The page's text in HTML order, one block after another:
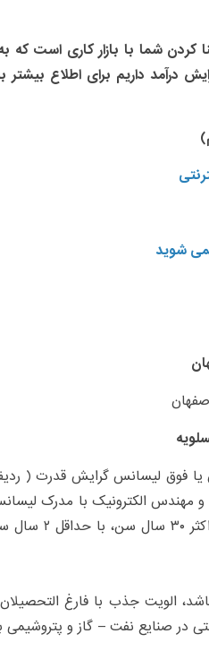
شما با بازار کاری است که
درآمد داریم برای اطلاع
شوید
( آقا ) و مهندس الکترونیک با
ابزار دقیق (
الویت جذب با فارغ
در صنایع نفت – گاز و